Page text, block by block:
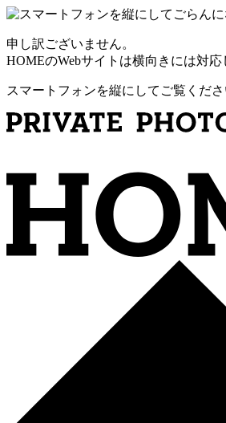
申し訳ございません。
HOMEのWebサイトは横向きには対応
スマートフォンを縦にしてご覧くださ